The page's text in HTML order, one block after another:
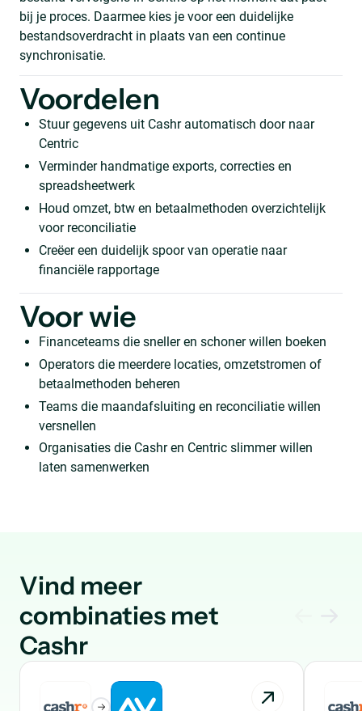
bij je proces. Daarmee kies je voor een duidelijke
bestandsoverdracht in plaats van een continue
synchronisatie.
Voordelen
Stuur gegevens uit Cashr automatisch door naar
Centric
Verminder handmatige exports, correcties en
spreadsheetwerk
Houd omzet, btw en betaalmethoden overzichtelijk
voor reconciliatie
Creëer een duidelijk spoor van operatie naar
financiële rapportage
Voor wie
Financeteams die sneller en schoner willen boeken
Operators die meerdere locaties, omzetstromen of
betaalmethoden beheren
Teams die maandafsluiting en reconciliatie willen
versnellen
Organisaties die Cashr en Centric slimmer willen
laten samenwerken
Vind meer
combinaties met
Cashr